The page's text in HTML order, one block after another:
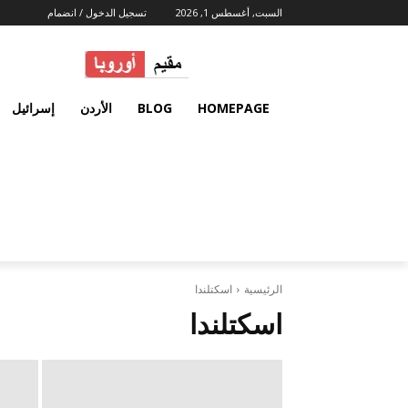
السبت, أغسطس 1, 2026 تسجيل الدخول / انضمام
HOMEPAGE
BLOG الأردن إسرائيل
الرئيسية اسكتلندا
اسكتلندا